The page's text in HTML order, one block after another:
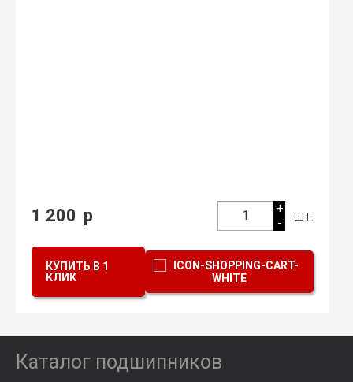
Каталог подшипников
1 200 р 1
+
-
шт.
КУПИТЬ В 1
КЛИК